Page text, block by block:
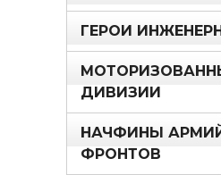
ГЕРОИ
ДИВИЗИИ
НАЧФИНЫ
ФРОНТОВ